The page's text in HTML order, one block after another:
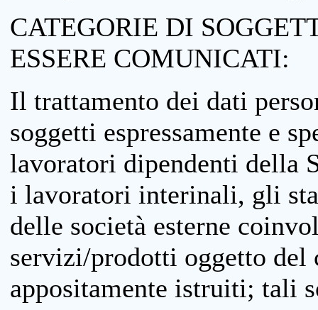
CATEGORIE DI
ESSERE COMUNICATI:
Il trattamento dei dati
soggetti espressamente e
lavoratori dipendenti della
i lavoratori interinali, gli
delle società esterne
servizi/prodotti oggetto
appositamente istruiti; tali